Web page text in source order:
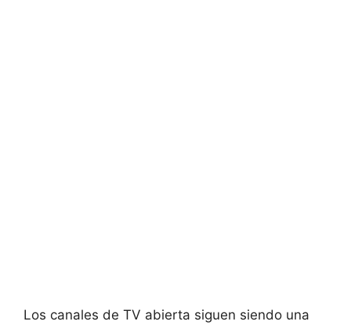
Los canales de TV abierta siguen siendo una